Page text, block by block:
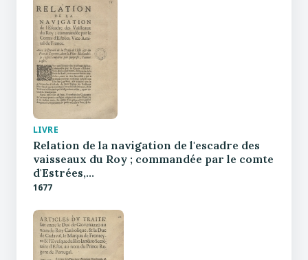
LIVRE
Relation de la navigation de l'escadre des
vaisseaux du Roy ; commandée par le comte
d'Estrées,…
1677